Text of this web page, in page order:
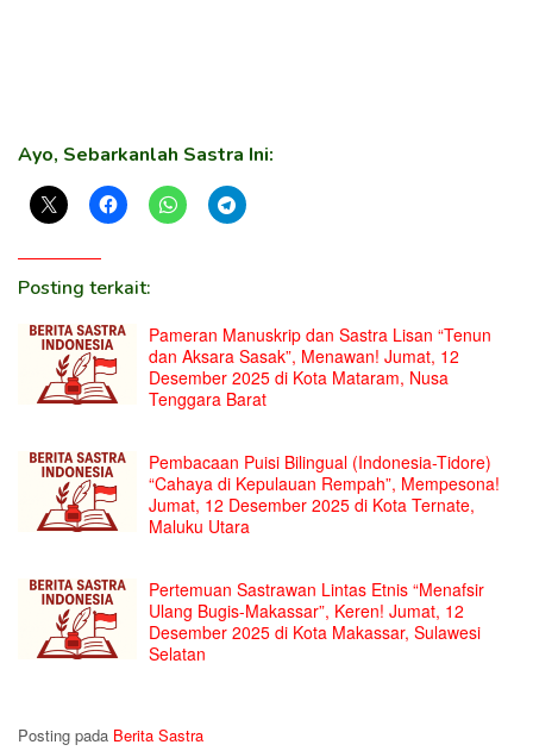
Ayo, Sebarkanlah Sastra Ini:
Posting terkait:
Pameran Manuskrip dan Sastra Lisan “Tenun
dan Aksara Sasak”, Menawan! Jumat, 12
Desember 2025 di Kota Mataram, Nusa
Tenggara Barat
Pembacaan Puisi Bilingual (Indonesia-Tidore)
“Cahaya di Kepulauan Rempah”, Mempesona!
Jumat, 12 Desember 2025 di Kota Ternate,
Maluku Utara
Pertemuan Sastrawan Lintas Etnis “Menafsir
Ulang Bugis-Makassar”, Keren! Jumat, 12
Desember 2025 di Kota Makassar, Sulawesi
Selatan
Posting pada Berita Sastra